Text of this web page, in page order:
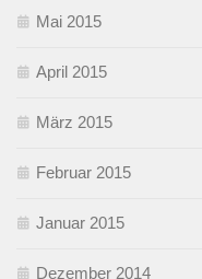
Mai 2015
April 2015
März 2015
Februar 2015
Januar 2015
Dezember 2014